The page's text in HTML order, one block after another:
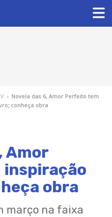
› Novela das 6, Amor Perfeito tem
conheça obra
Amor
obra
março na faixa